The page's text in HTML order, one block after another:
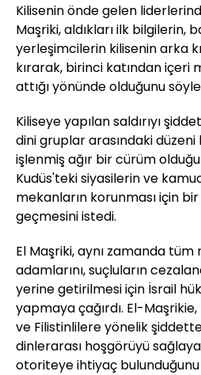
Kilisenin önde gelen
Maşriki, aldıkları ilk bilgilerin,
yerleşimcilerin kilisenin arka
kırarak, birinci katından
attığı yönünde olduğunu
Kiliseye yapılan saldırıyı
dini gruplar arasındaki
işlenmiş ağır bir cürüm
Kudüs'teki siyasilerin ve
mekanların korunması için
geçmesini istedi.
El Maşriki, aynı zamanda
adamlarını, suçluların
yerine getirilmesi için İsrail
yapmaya çağırdı. El-
ve Filistinlilere yönelik
dinlerarası hoşgörüyü
otoriteye ihtiyaç